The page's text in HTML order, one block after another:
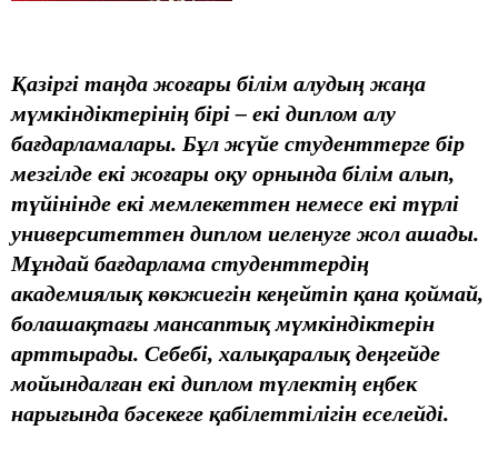
Қазіргі таңда жоғары білім алудың жаңа
мүмкіндіктерінің бірі – екі диплом алу
бағдарламалары. Бұл жүйе студенттерге бір
мезгілде екі жоғары оқу орнында білім алып,
түйінінде екі мемлекеттен немесе екі түрлі
университеттен диплом иеленуге жол ашады.
Мұндай бағдарлама студенттердің
академиялық көкжиегін кеңейтіп қана қоймай,
болашақтағы мансаптық мүмкіндіктерін
арттырады. Себебі, халықаралық деңгейде
мойындалған екі диплом түлектің еңбек
нарығында бәсекеге қабілеттілігін еселейді.